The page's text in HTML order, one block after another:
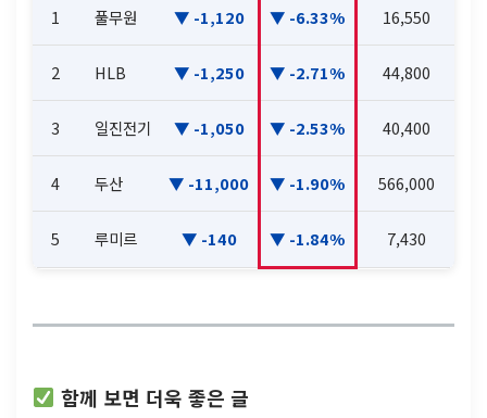
1 풀무원 -1,120 -6.33% 16,550
2 HLB -1,250 -2.71% 44,800
3 일진전기 -1,050 -2.53% 40,400
4 두산 -11,000 -1.90% 566,000
5 루미르 -140 -1.84% 7,430
함께 보면 더욱 좋은 글